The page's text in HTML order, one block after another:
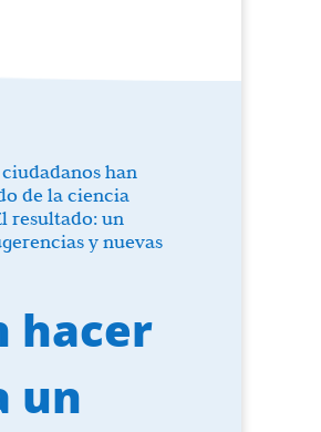
han
de la ciencia
resultado: un
y nuevas
hacer
un